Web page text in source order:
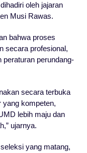
oleh jajaran
Musi Rawas.
bahwa proses
secara profesional,
peraturan perundang-
secara terbuka
yang kompeten,
lebih maju dan
ujarnya.
yang matang,